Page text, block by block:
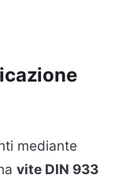
mediante
vite DIN 933